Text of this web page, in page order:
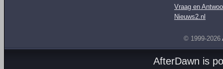
Vraag en
Nieuws2.nl
© 1999-2026
AfterDawn is